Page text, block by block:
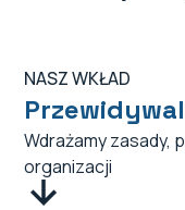
NASZ WKŁAD
Wdrażamy zasady,
organizacji